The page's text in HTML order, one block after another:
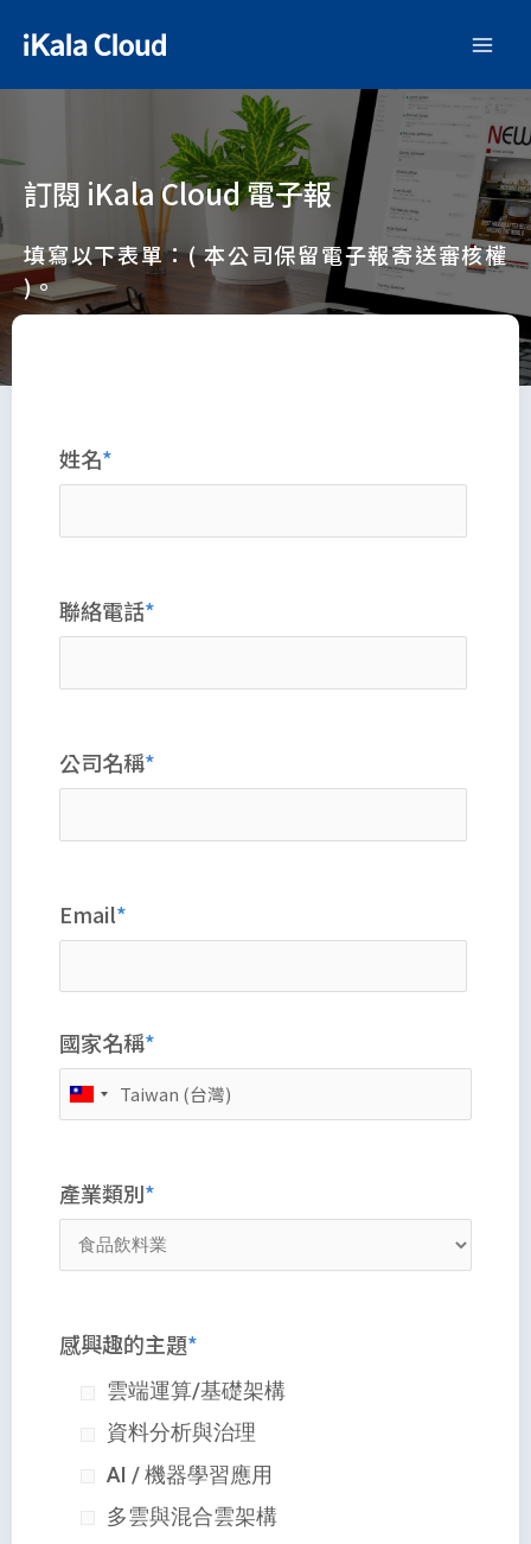
訂閱 iKala Cloud 電子報
填寫以下表單：( 本公司保留電子報寄送審核權
)。
姓名
聯絡電話
公司名稱
Email
國家名稱
產業類別
感興趣的主題
雲端運算/基礎架構
資料分析與治理
AI / 機器學習應用
多雲與混合雲架構